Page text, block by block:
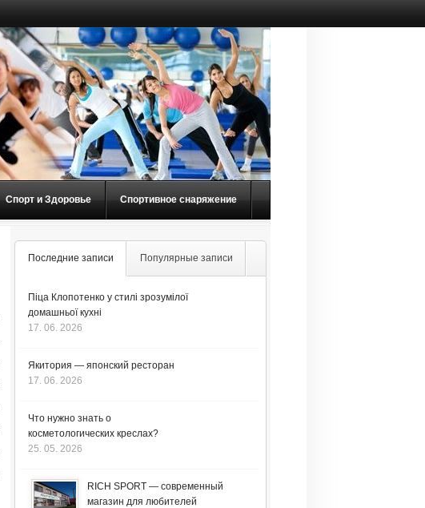
Спорт и Здоровье Спортивное снаряжение
Последние записи Популярные записи
Піца Клопотенко у стилі зрозумілої
домашньої кухні
17. 06. 2026
Якитория — японский ресторан
17. 06. 2026
Что нужно знать о
косметологических креслах?
25. 05. 2026
RICH SPORT — современный
магазин для любителей